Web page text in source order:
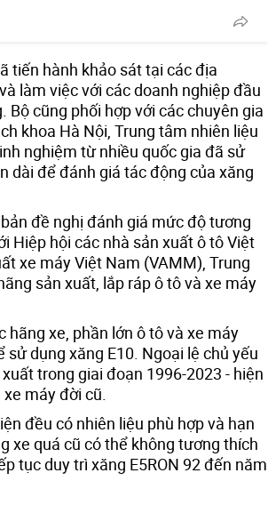
tiến hành khảo sát tại các địa
làm việc với các doanh nghiệp đầu
cũng phối hợp với các chuyên gia
khoa Hà Nội, Trung tâm nhiên liệu
nghiệm từ nhiều quốc gia đã sử
dài để đánh giá tác động của xăng
đề nghị đánh giá mức độ tương
Hiệp hội các nhà sản xuất ô tô Việt
xe máy Việt Nam (VAMM), Trung
sản xuất, lắp ráp ô tô và xe máy
hãng xe, phần lớn ô tô và xe máy
dụng xăng E10. Ngoại lệ chủ yếu
trong giai đoạn 1996-2023 - hiện
máy đời cũ.
đều có nhiên liệu phù hợp và hạn
xe quá cũ có thể không tương thích
tục duy trì xăng E5RON 92 đến năm